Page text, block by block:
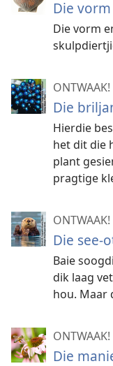
Die
Die vorm
ONTWAAK!
Die
Hierdie
het dit die
plant
pragtige
ONTWAAK!
Die see-
Baie
dik laag
hou. Maar
ONTWAAK!
Die